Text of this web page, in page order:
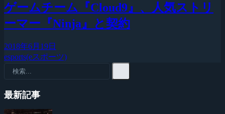
ゲームチーム『Cloud9』、人気ストリ
ーマー『Ninja』と契約
2018年6月19日
esports(eスポーツ)
最新記事